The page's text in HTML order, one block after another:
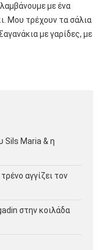
με ένα
Μου τρέχουν τα σάλια
με γαρίδες, με
Sils Maria & η
αγγίζει τον
στην κοιλάδα